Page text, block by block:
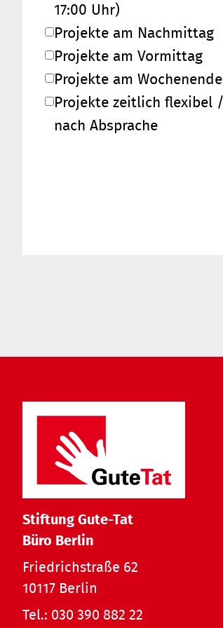
17:00 Uhr)
Projekte am Nachmittag
Projekte am Vormittag
Projekte am Wochenende
Projekte zeitlich flexibel /
nach Absprache
Stiftung Gute-Tat
Büro Berlin
Friedrichstraße 62
10117 Berlin
Tel.: 030 390 882 22